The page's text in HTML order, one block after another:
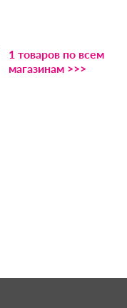
1 товаров по всем
магазинам >>>